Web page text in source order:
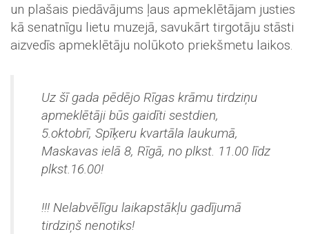
un plašais piedāvājums ļaus apmeklētājam justies
kā senatnīgu lietu muzejā, savukārt tirgotāju stāsti
aizvedīs apmeklētāju nolūkoto priekšmetu laikos.
Uz šī gada pēdējo Rīgas krāmu tirdziņu
apmeklētāji būs gaidīti sestdien,
5.oktobrī, Spīķeru kvartāla laukumā,
Maskavas ielā 8, Rīgā, no plkst. 11.00 līdz
plkst.16.00!
!!! Nelabvēlīgu laikapstākļu gadījumā
tirdziņš nenotiks!